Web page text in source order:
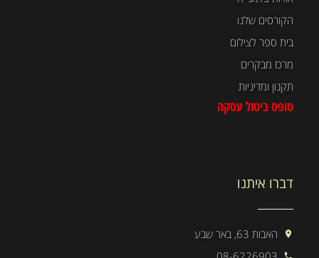
הקורסים שלנו
בית ספר לצילום
מרכז מבקרים
תקנון ומדיניות
טופס ביטול עסקה
דברו איתנו
האבות 63, באר שבע